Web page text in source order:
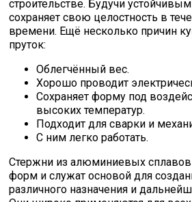
строительстве. Будучи
сохраняет свою целостность в
времени. Ещё несколько причин
пруток:
Облегчённый вес.
Хорошо проводит
Сохраняет форму под
высоких температур.
Подходит для сварки и
С ним легко работать.
Стержни из алюминиевых
форм и служат основой для
различного назначения и